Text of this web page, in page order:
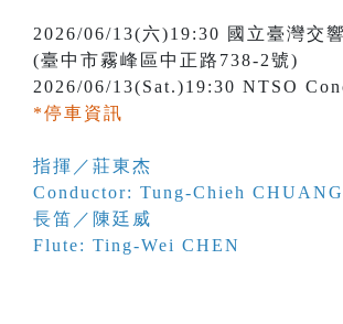
2026/06/13(六)19:30 國立臺灣交
(臺中市霧峰區中正路738-2號)
2026/06/13(Sat.)19:30 NTSO
*停車資訊
指揮／莊東杰
Conductor: Tung-Chieh CHUANG
長笛／陳廷威
Flute: Ting-Wei CHEN